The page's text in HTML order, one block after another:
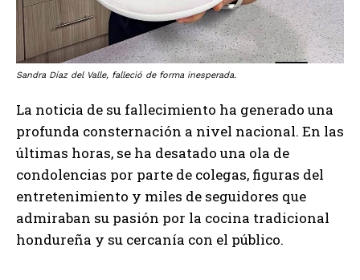
Sandra Díaz del Valle, falleció de forma inesperada.
La noticia de su fallecimiento ha generado una
profunda consternación a nivel nacional. En las
últimas horas, se ha desatado una ola de
condolencias por parte de colegas, figuras del
entretenimiento y miles de seguidores que
admiraban su pasión por la cocina tradicional
hondureña y su cercanía con el público.